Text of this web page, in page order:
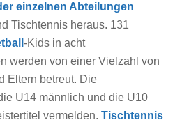
einzelnen Abteilungen
Tischtennis heraus. 131
-Kids in acht
werden von einer Vielzahl von
Eltern betreut. Die
U14 männlich und die U10
vermelden. Tischtennis